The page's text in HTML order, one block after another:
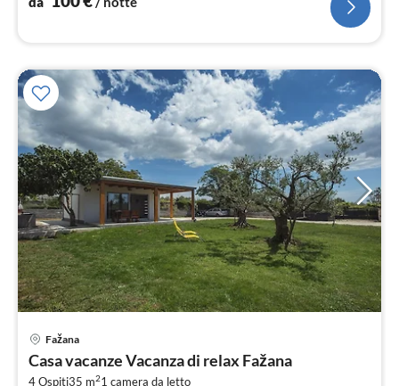
Fažana
Casa vacanze Vacanza di relax Fažana
4 Ospiti35 m21 camera da letto